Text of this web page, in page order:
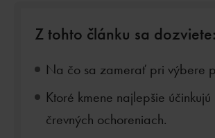
Z tohto článku sa dozviete:
Na čo sa zamerať pri výbere
Ktoré kmene najlepšie účinkujú
črevných ochoreniach.